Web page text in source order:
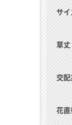
サ
草丈
交
花